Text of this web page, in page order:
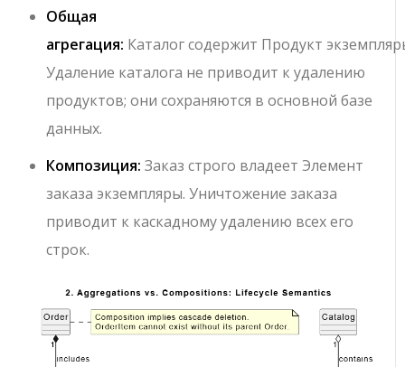
Общая
агрегация: Каталогсодержит Продукт
Удаление каталога не приводит к удалению
продуктов; они сохраняются в основной базе
данных.
Композиция: Заказ строго владеет Элемент
заказа экземпляры. Уничтожение заказа
приводит к каскадному удалению всех его
строк.